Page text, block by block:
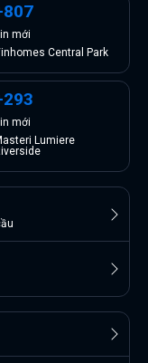
807
mới
Central Park
293
mới
Lumiere